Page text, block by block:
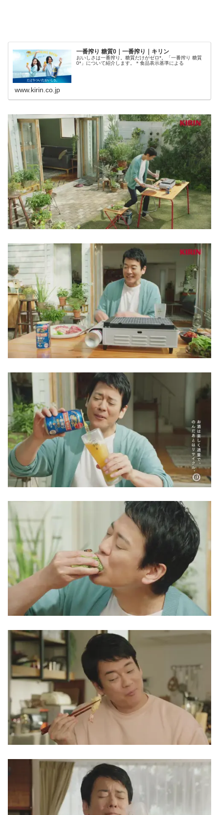
一番搾り 糖質0｜一番搾り｜キリン
おいしさは一番搾り。糖質だけがゼロ*。「一番搾り 糖質
0*」について紹介します。＊食品表示基準による
www.kirin.co.jp